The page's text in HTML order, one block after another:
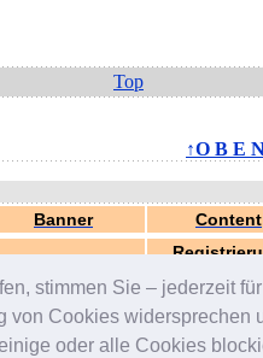
stimmen Sie – jederzeit
von Cookies widersprechen
oder alle Cookies
Top
↑O B E
Banner
Content